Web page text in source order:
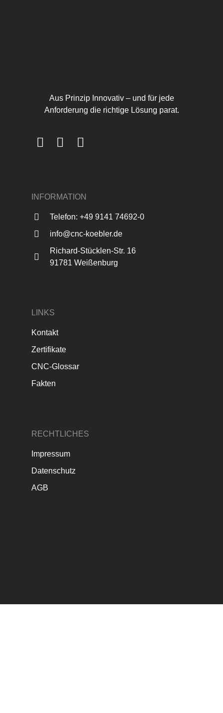
Aus Prinzip Innovativ – und für jede
Anforderung die richtige Lösung parat.
INFORMATION
Telefon: +49 9141 74692-0
info@cnc-koebler.de
Richard-Stücklen-Str. 16
91781 Weißenburg
LINKS
Kontakt
Zertifikate
CNC-Glossar
Fakten
RECHTLICHES
Impressum
Datenschutz
AGB